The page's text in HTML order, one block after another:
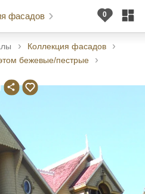
фасадов
Коллекция фасадов
бежевые/пестрые